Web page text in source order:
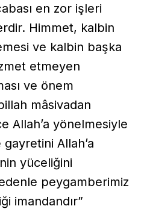
en zor işleri
Himmet, kalbin
ve kalbin başka
etmeyen
ve önem
mâsivadan
Allah’a yönelmesiyle
Allah’a
yüceliğini
peygamberimiz
imandandır”